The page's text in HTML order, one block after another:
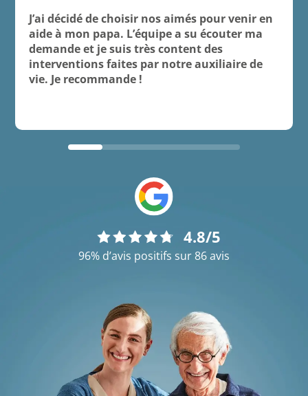
J’ai décidé de choisir nos aimés pour venir en
aide à mon papa. L’équipe a su écouter ma
demande et je suis très content des
interventions faites par notre auxiliaire de
vie. Je recommande !
4.8/5
96% d’avis positifs sur 86 avis